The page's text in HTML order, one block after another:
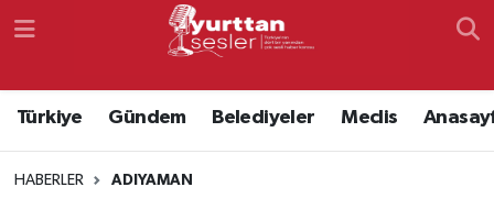
Türkiye Gündem Belediyeler Meclis
HABERLER ADIYAMAN
Namaz Vakitleri
Süper Lig Puan Durumu ve Fikstür
Tüm Manşetler